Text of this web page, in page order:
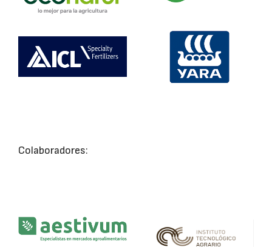
Colaboradores: